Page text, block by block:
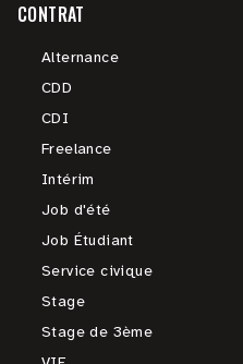
CONTRAT
Alternance
CDD
CDI
Freelance
Intérim
Job d'été
Job Étudiant
Service civique
Stage
Stage de 3ème